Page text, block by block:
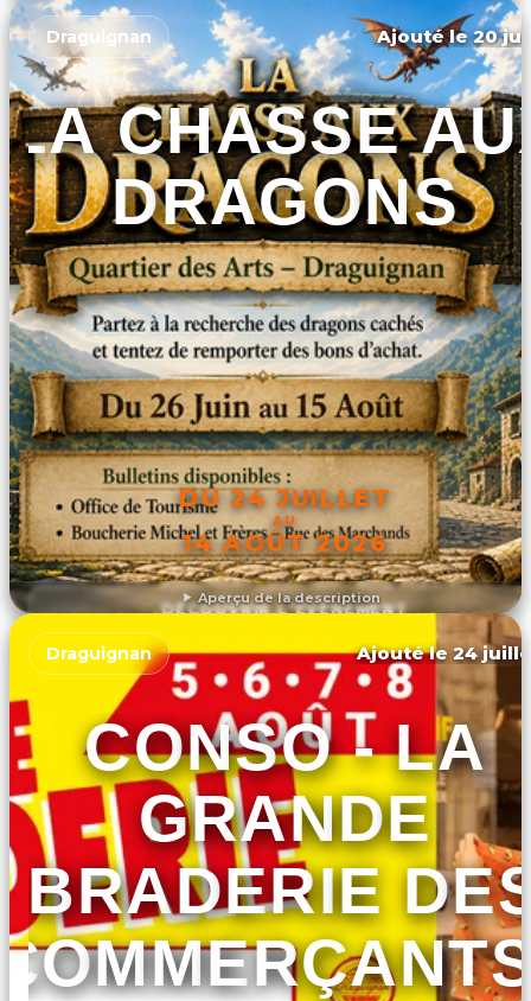
Aperçu de la description
Draguignan Ajouté le 20
LA CHASSE
DRAGONS
DU 24 JUILLET
AU
14 AOÛT 2026
DÉCOUVRIR L'ÉVÉNEMENT
Draguignan Ajouté le 24
CONSO - LA
GRANDE
BRADERIE